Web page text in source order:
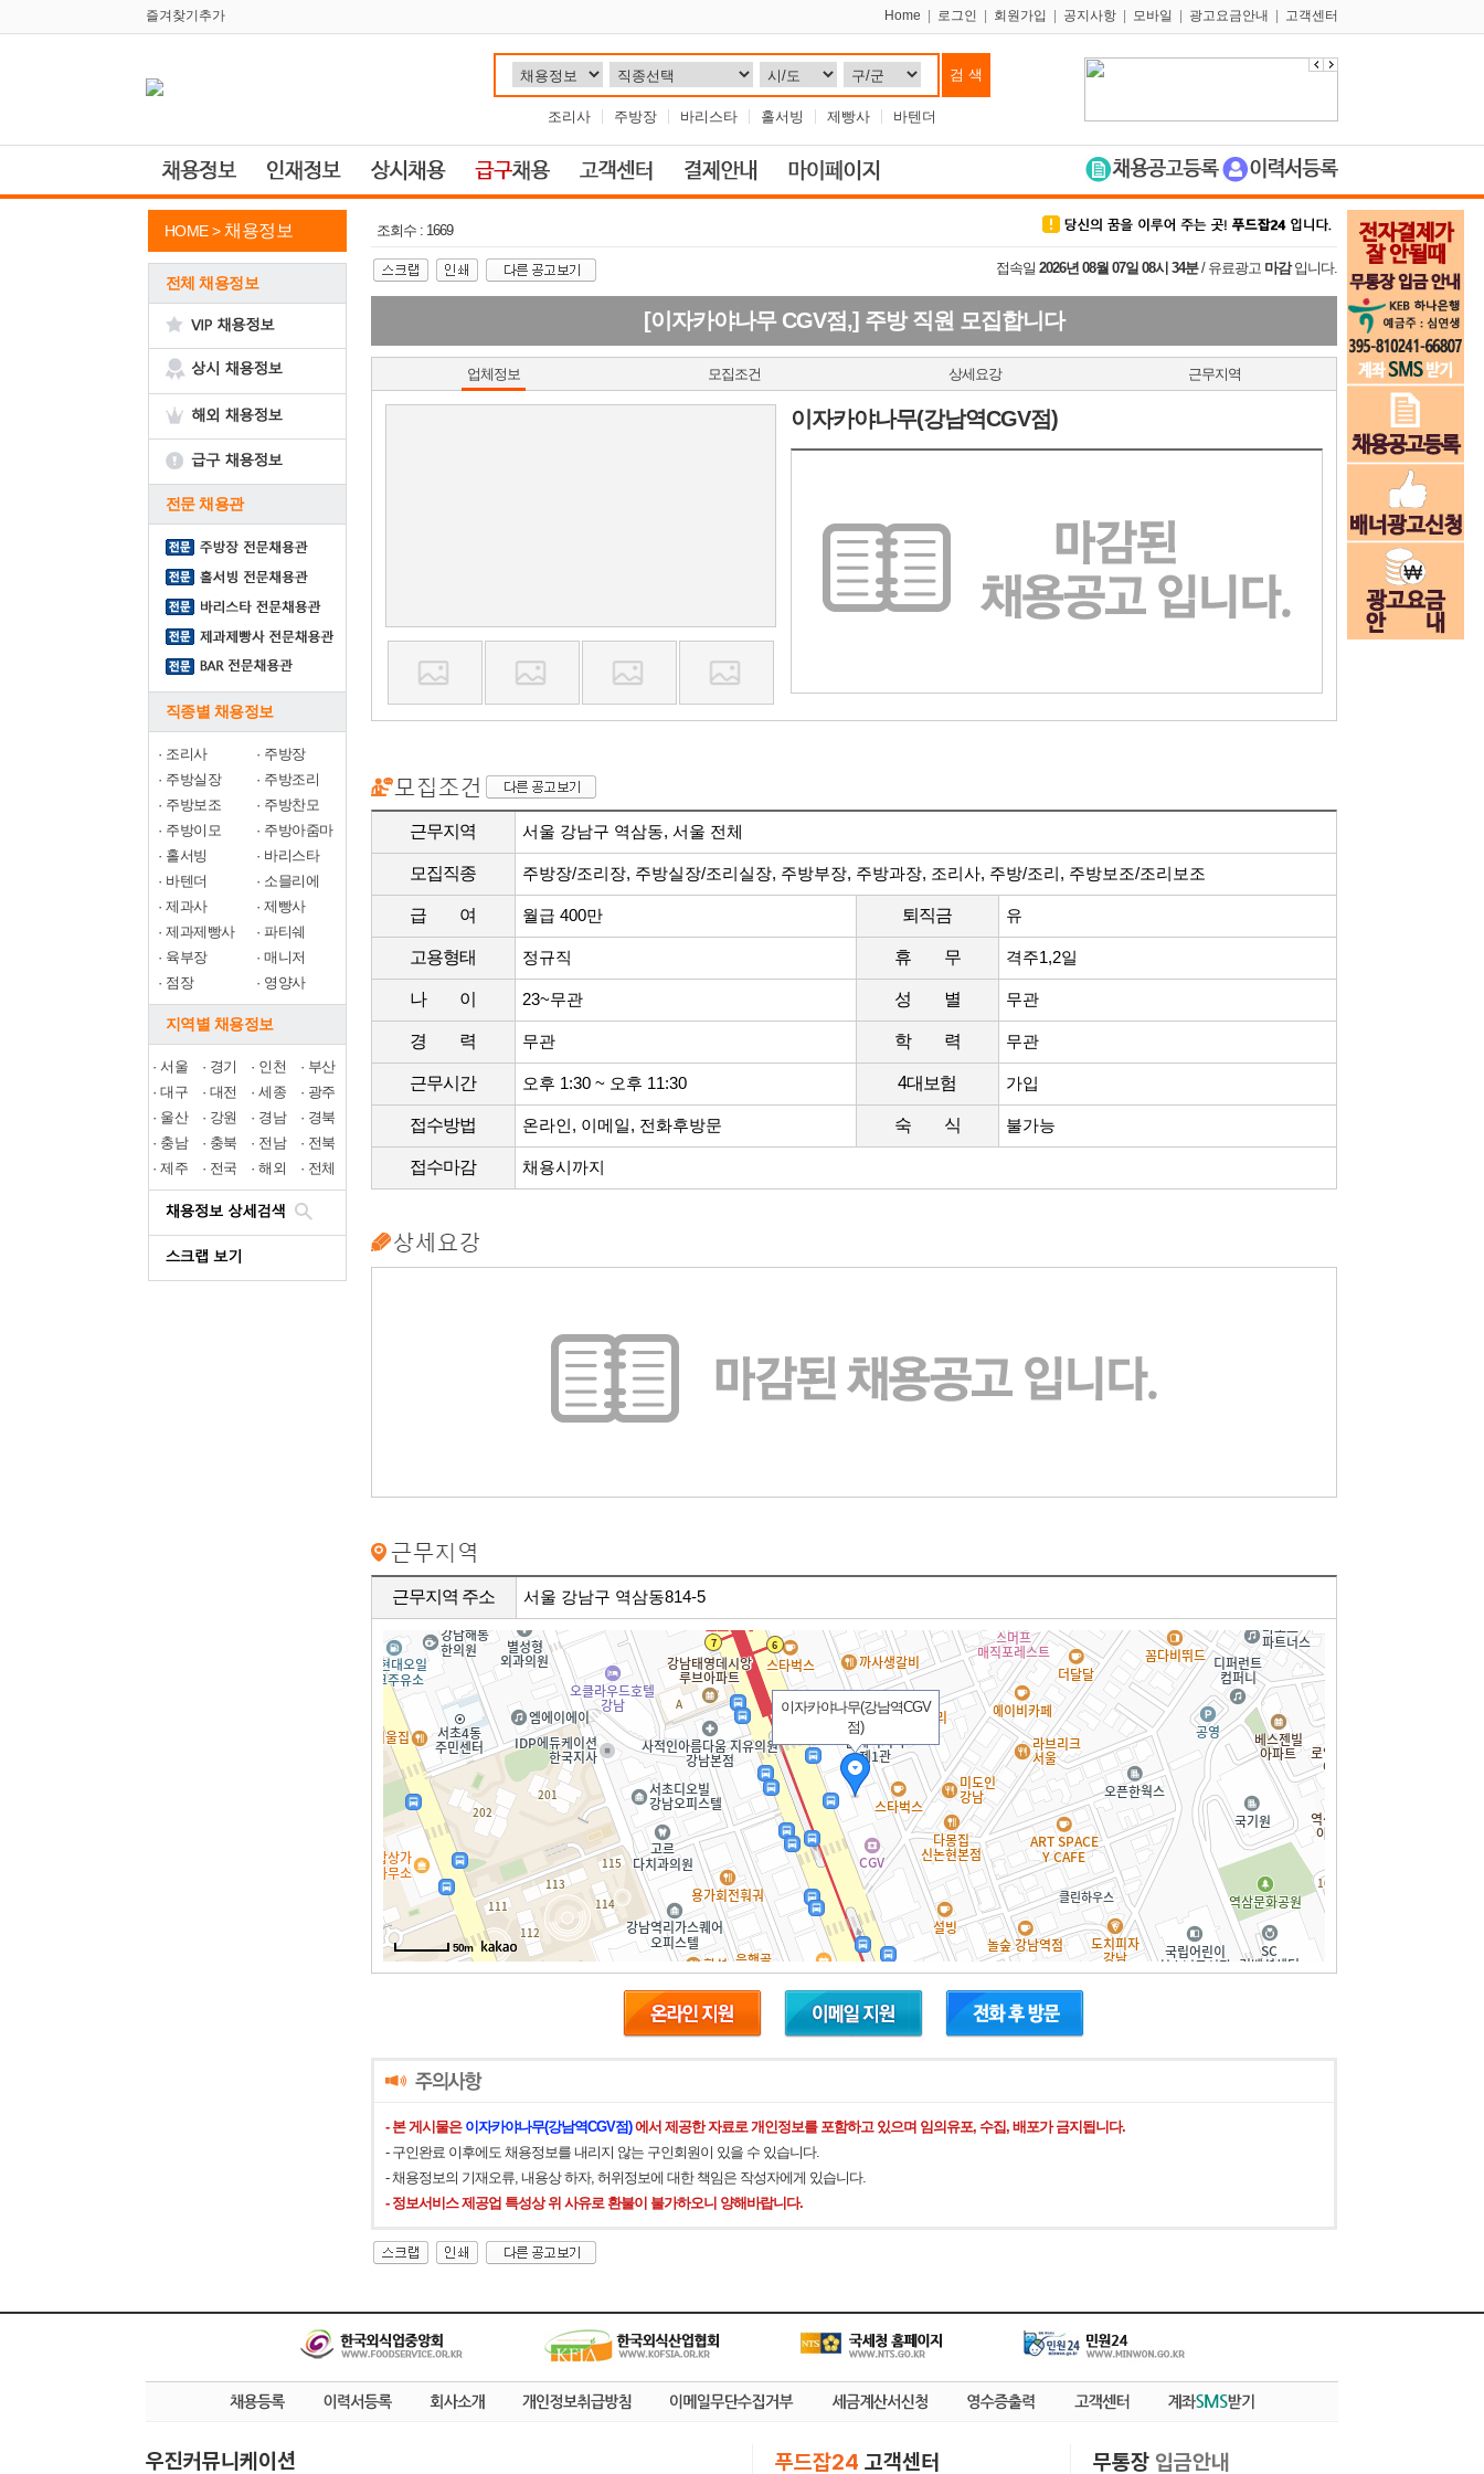
즐겨찾기추가 Home 로그인 회원가입 공지사항 모바일 광고요금안내 고객센터
조리사 주방장 바리스타 홀서빙 제빵사 바텐더
HOME > 채용정보
전체 채용정보
전문 채용관
직종별 채용정보
· 조리사 · 주방장
· 주방실장 · 주방조리
· 주방보조 · 주방찬모
· 주방이모 · 주방아줌마
· 홀서빙 · 바리스타
· 바텐더 · 소믈리에
·제과사 ·제빵사
·제과제빵사 ·파티쉐
· 육부장 ·매니저
· 점장 · 영양사
지역별 채용정보
· 서울 · 경기 · 인천 · 부산
· 대구 · 대전 · 세종 · 광주
· 울산 · 강원 · 경남 · 경북
· 충남 · 충북 · 전남 · 전북
· 제주 · 전국 · 해외 · 전체
조회수 : 1669
접속일 2026년 08월 07일 08시 34분/ 유료광고 마감입니다.
[이자카야나무 CGV점,] 주방 직원 모집합니다
업체정보 모집조건 상세요강 근무지역
이자카야나무(강남역CGV점)
근무지역 서울 강남구 역삼동, 서울 전체
모집직종 주방장/조리장, 주방실장/조리실장, 주방부장, 주방과장, 조리사, 주방/조리, 주방보조/조리보조
급 여 월급 400만 퇴직금 유
고용형태 정규직 휴 무 격주1,2일
나 이 23~무관 성 별 무관
경 력 무관 학 력 무관
근무시간 오후 1:30 ~ 오후 11:30 4대보험 가입
접수방법 온라인, 이메일, 전화후방문 숙 식 불가능
접수마감 채용시까지
근무지역 주소 서울 강남구 역삼동814-5
50m
이자카야나무(강남역CGV
점)
50m
- 본 게시물은 이자카야나무(강남역CGV점)에서 제공한 자료로 개인정보를 포함하고 있으며 임의유포, 수집, 배포가 금지됩니다.
- 구인완료 이후에도 채용정보를 내리지 않는 구인회원이 있을 수 있습니다.
- 채용정보의 기재오류, 내용상 하자, 허위정보에 대한 책임은 작성자에게 있습니다.
- 정보서비스 제공업 특성상 위 사유로 환불이 불가하오니 양해바랍니다.
우진커뮤니케이션 푸드잡24 고객센터 무통장 입금안내